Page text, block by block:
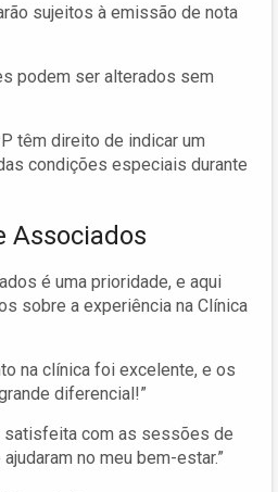
sujeitos à emissão de nota
podem ser alterados sem
têm direito de indicar um
condições especiais durante
Associados
é uma prioridade, e aqui
sobre a experiência na Clínica
na clínica foi excelente, e os
diferencial!”
satisfeita com as sessões de
no meu bem-estar.”